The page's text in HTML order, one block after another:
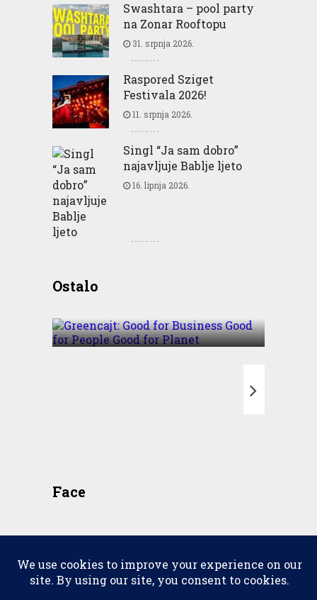
Swashtara – pool party
na Zonar Rooftopu
31. srpnja 2026.
Raspored Sziget
Festivala 2026!
11. srpnja 2026.
Singl “Ja sam dobro”
najavljuje Bablje ljeto
16. lipnja 2026.
OstaloBusiness Good for People
Face